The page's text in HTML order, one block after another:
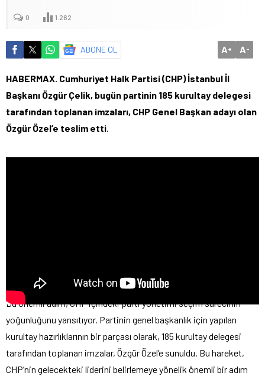
0 1.262
ABONE OL A+ A-
HABERMAX. Cumhuriyet Halk Partisi (CHP) İstanbul İl
Başkanı Özgür Çelik, bugün partinin 185 kurultay delegesi
tarafından toplanan imzaları, CHP Genel Başkan adayı olan
Özgür Özel’e teslim etti
Bu önemli adım, CHP içindeki parti yönetimi seçim sürecinin
yoğunluğunu yansıtıyor. Partinin genel başkanlık için yapılan
kurultay hazırlıklarının bir parçası olarak, 185 kurultay delegesi
tarafından toplanan imzalar, Özgür Özel’e sunuldu. Bu hareket,
CHP’nin gelecekteki liderini belirlemeye yönelik önemli bir adım